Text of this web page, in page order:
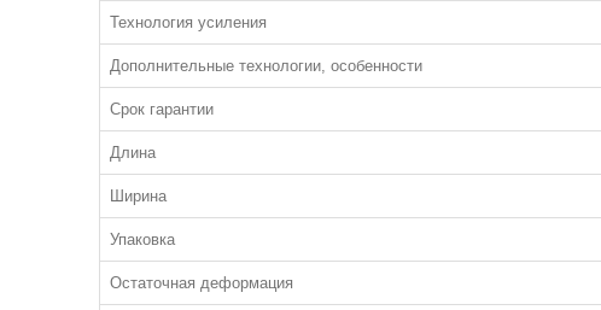
Технология усиления
Дополнительные технологии, особенности
Срок гарантии
Длина
Ширина
Упаковка
Остаточная деформация